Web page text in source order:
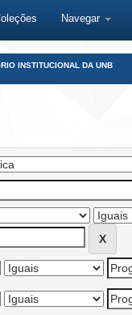
Navegar
INSTITUCIONAL DA UNB